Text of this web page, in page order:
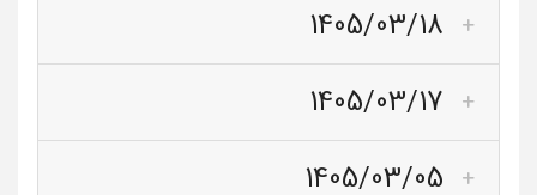
1405/03/18
1405/03/17
1405/03/05